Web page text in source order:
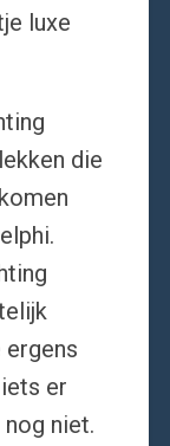
luxe
die
ergens
er
niet.